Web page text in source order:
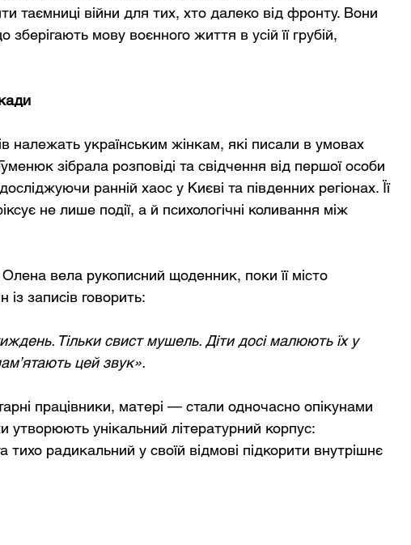
таємниці війни для тих, хто далеко від фронту. Вони
мову воєнного життя в усій її грубій,
належать українським жінкам, які писали в умовах
зібрала розповіді та свідчення від першої особи
ранній хаос у Києві та південних регіонах. Її
не лише події, а й психологічні коливання між
вела рукописний щоденник, поки її місто
записів говорить:
Тільки свист мушель. Діти досі малюють їх у
цей звук».
працівники, матері — стали одночасно опікунами
утворюють унікальний літературний корпус:
радикальний у своїй відмові підкорити внутрішнє